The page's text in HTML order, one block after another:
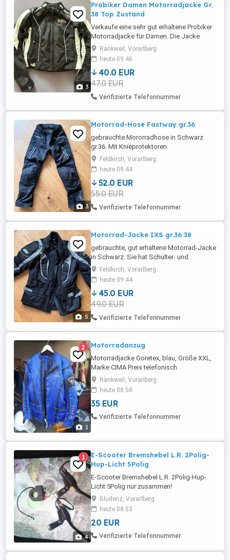
3
Probiker Damen Motorradjacke Gr.
38 Top Zustand
Verkaufe eine sehr gut erhaltene Probiker
Motorradjacke für Damen. Die Jacke
wurde nur wenig getragen und befindet
sich in einem sehr gepflegten Zustand.
Ausstattung: * Größe 38 (fällt eher klein
aus) * Schwarz Weiß *
Belüftungsreißverschlüsse * Mehrere
Taschen * Verstellbare Ärmel *
Verbindungsreißverschluss ...
Rankweil, Vorarlberg
heute 09:46
40.0 EUR
47.0 EUR
Verifizierte Telefonnummer
3
Motorrad-Hose Fastway gr.36
gebrauchte Mororradhose in Schwarz
gr.36. Mit Knieprotektoren.
Feldkirch, Vorarlberg
heute 09:44
52.0 EUR
55.0 EUR
Verifizierte Telefonnummer
5
Motorrad-Jacke IXS gr.36 38
gebrauchte, gut erhaltene Motorrad-Jacke
in Schwarz. Sie hat Schulter- und
Ellbogenschutz und einen leichten,
austauschbaren Rückenprotektor. Die
Grösse ist vermutlich 38 M.
Feldkirch, Vorarlberg
heute 09:44
45.0 EUR
49.0 EUR
Verifizierte Telefonnummer
1
2 Motorradanzug
Motorradjacke Goretex, blau, Größe XXL,
Marke CIMA Preis telefonisch
verhandelbar 06644702472
Rankweil, Vorarlberg
heute 08:58
35 EUR
Verifizierte Telefonnummer
4
1
E-Scooter Bremshebel L.R. 2Polig-
Hup-Licht 5Polig
E-Scooter Bremshebel L.R. 2Polig-Hup-
Licht 5Polig nur zusammen!
Bludenz, Vorarlberg
heute 08:53
20 EUR
Verifizierte Telefonnummer